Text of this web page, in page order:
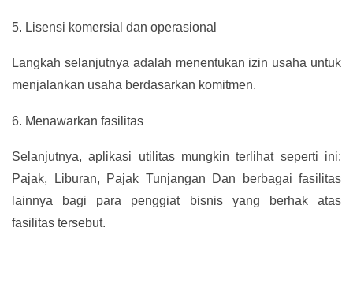
5. Lisensi komersial dan operasional
Langkah selanjutnya adalah menentukan izin usaha untuk
menjalankan usaha berdasarkan komitmen.
6. Menawarkan fasilitas
Selanjutnya, aplikasi utilitas mungkin terlihat seperti ini:
Pajak, Liburan, Pajak Tunjangan Dan berbagai fasilitas
lainnya bagi para penggiat bisnis yang berhak atas
fasilitas tersebut.